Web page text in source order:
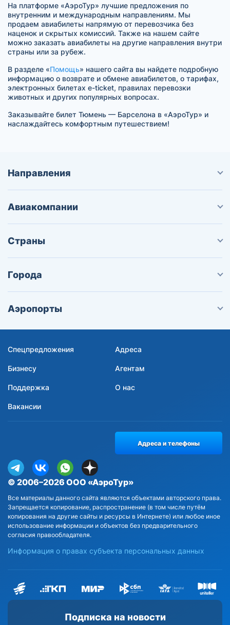
На платформе «АэроТур» лучшие предложения по
внутренним и международным направлениям. Мы
продаем авиабилеты напрямую от перевозчика без
наценок и скрытых комиссий. Также на нашем сайте
можно заказать авиабилеты на другие направления внутри
страны или за рубеж.
В разделе «Помощь» нашего сайта вы найдете подробную
информацию о возврате и обмене авиабилетов, о тарифах,
электронных билетах e-ticket, правилах перевозки
животных и других популярных вопросах.
Заказывайте билет Тюмень — Барселона в «АэроТур» и
наслаждайтесь комфортным путешествием!
Направления
Авиакомпании
Страны
Города
Аэропорты
Спецпредложения Адреса
Бизнесу Агентам
Поддержка О нас
Вакансии
Подписка на новости
© 2006–2026 ООО «АэроТур»
Все материалы данного сайта являются объектами авторского права.
Запрещается копирование, распространение (в том числе путём
копирования на другие сайты и ресурсы в Интернете) или любое иное
использование информации и объектов без предварительного
согласия правообладателя.
Информация о правах субъекта персональных данных
Адреса и телефоны